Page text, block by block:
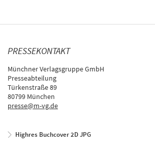
PRESSEKONTAKT
Münchner Verlagsgruppe GmbH
Presseabteilung
Türkenstraße 89
80799 München
presse@m-vg.de
Highres Buchcover 2D JPG